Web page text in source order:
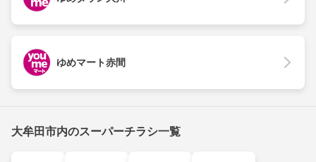
ゆめマート赤間
大牟田市内のスーパーチラシ一覧